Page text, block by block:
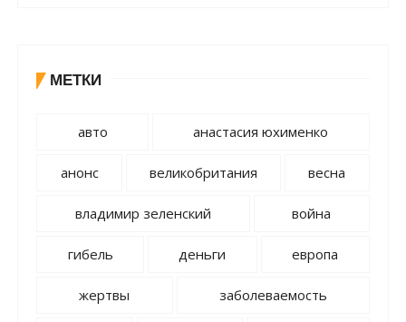
МЕТКИ
авто анастасия юхименко
анонс великобритания весна
владимир зеленский война
гибель деньги европа
жертвы заболеваемость